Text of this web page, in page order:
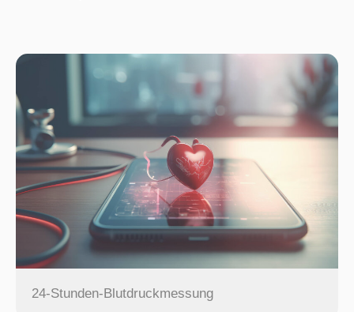
24-Stunden-Blutdruckmessung